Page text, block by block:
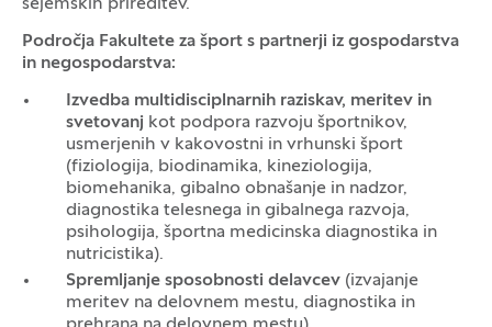
sejemskih prireditev.
Področja Fakultete za šport s partnerji iz gospodarstva
in negospodarstva:
Izvedba multidisciplnarnih raziskav, meritev in
svetovanj kot podpora razvoju športnikov,
usmerjenih v kakovostni in vrhunski šport
(fiziologija, biodinamika, kineziologija,
biomehanika, gibalno obnašanje in nadzor,
diagnostika telesnega in gibalnega razvoja,
psihologija, športna medicinska diagnostika in
nutricistika).
Spremljanje sposobnosti delavcev (izvajanje
meritev na delovnem mestu, diagnostika in